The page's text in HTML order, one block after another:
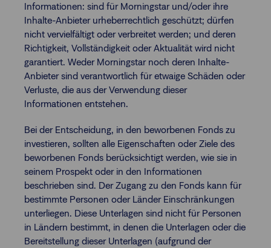
Informationen: sind für Morningstar und/oder ihre
Inhalte-Anbieter urheberrechtlich geschützt; dürfen
nicht vervielfältigt oder verbreitet werden; und deren
Richtigkeit, Vollständigkeit oder Aktualität wird nicht
garantiert. Weder Morningstar noch deren Inhalte-
Anbieter sind verantwortlich für etwaige Schäden oder
Verluste, die aus der Verwendung dieser
Informationen entstehen.
Bei der Entscheidung, in den beworbenen Fonds zu
investieren, sollten alle Eigenschaften oder Ziele des
beworbenen Fonds berücksichtigt werden, wie sie in
seinem Prospekt oder in den Informationen
beschrieben sind. Der Zugang zu den Fonds kann für
bestimmte Personen oder Länder Einschränkungen
unterliegen. Diese Unterlagen sind nicht für Personen
in Ländern bestimmt, in denen die Unterlagen oder die
Bereitstellung dieser Unterlagen (aufgrund der